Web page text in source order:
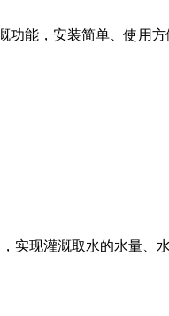
能，安装简单、使用方
实现灌溉取水的水量、